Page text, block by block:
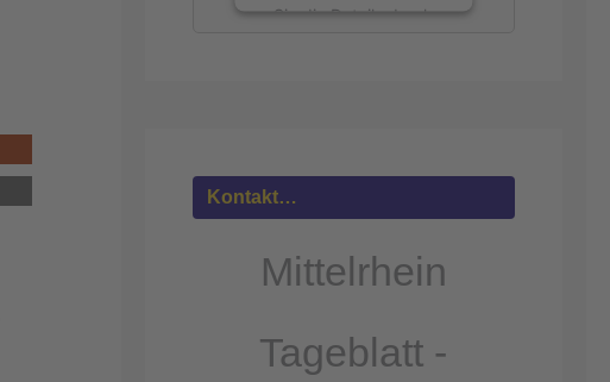
Sie die Details durch
Informationen
powered by
& eRecht24
Kontakt…
Mittelrhein
Tageblatt -